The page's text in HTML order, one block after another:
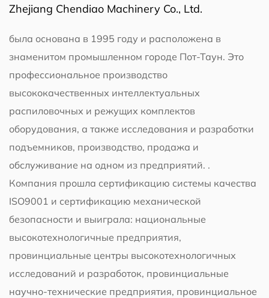
Zhejiang Chendiao Machinery Co., Ltd.
была основана в 1995 году и расположена в
знаменитом промышленном городе Пот-Таун. Это
профессиональное производство
высококачественных интеллектуальных
распиловочных и режущих комплектов
оборудования, а также исследования и разработки
подъемников, производство, продажа и
обслуживание на одном из предприятий. .
Компания прошла сертификацию системы качества
ISO9001 и сертификацию механической
безопасности и выиграла: национальные
высокотехнологичные предприятия,
провинциальные центры высокотехнологичных
исследований и разработок, провинциальные
научно-технические предприятия, провинциальное